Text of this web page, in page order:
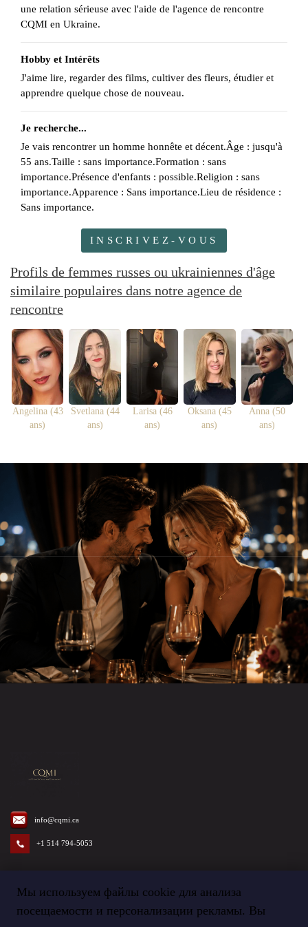
Мы используем файлы cookie для анализа
посещаемости и персонализации рекламы. Вы
une relation sérieuse avec l'aide de l'agence de rencontre
CQMI en Ukraine.
Hobby et Intérêts
J'aime lire, regarder des films, cultiver des fleurs, étudier et
apprendre quelque chose de nouveau.
Je recherche...
Je vais rencontrer un homme honnête et décent.Âge : jusqu'à
55 ans.Taille : sans importance.Formation : sans
importance.Présence d'enfants : possible.Religion : sans
importance.Apparence : Sans importance.Lieu de résidence :
Sans importance.
INSCRIVEZ-VOUS
Profils de femmes russes ou ukrainiennes d'âge
similaire populaires dans notre agence de
rencontre
Angelina (43
ans)
Svetlana (44
ans)
Larisa (46
ans)
Oksana (45
ans)
Anna (50
ans)
info@cqmi.ca
+1 514 794-5053